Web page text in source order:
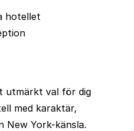
hotellet
utmärkt val för dig
med karaktär,
New York-känsla.